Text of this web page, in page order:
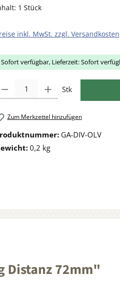
1 Stück
inkl. MwSt. zzgl. Versandkosten
Sofort verfügbar, Lieferzeit: Sofort
Stk
Zum Merkzettel hinzufügen
GA-DIV-OLV
0,2 kg
Distanz 72mm"